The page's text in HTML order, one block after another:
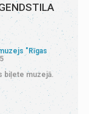
"Rīgas
biļete muzejā.